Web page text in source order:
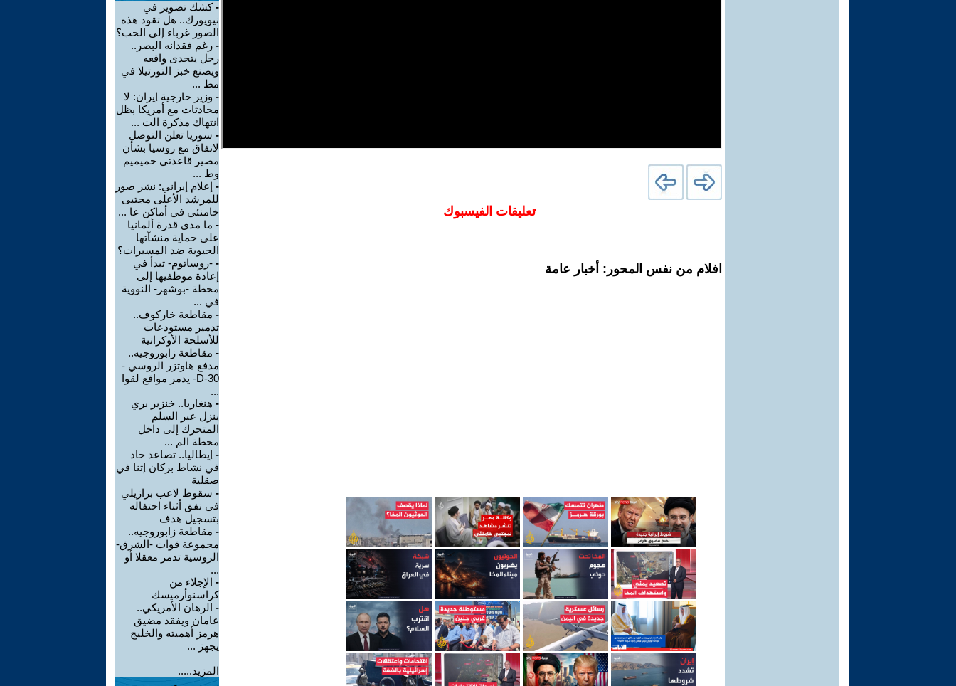
تعليقات الفيسبوك
افلام من نفس المحور: أخبار عامة
-كشك تصوير في
نيويورك.. هل تقود هذه
الصور غرباء إلى الحب؟
- رغم فقدانه البصر..
رجل يتحدى واقعه
ويصنع خبز التورتيلا في
مط ...
- وزير خارجية إيران: لا
محادثات مع أمريكا بظل
انتهاك مذكرة الت ...
- سوريا تعلن التوصل
لاتفاق مع روسيا بشأن
مصير قاعدتي حميميم
وط ...
- إعلام إيراني: نشر صور
للمرشد الأعلى مجتبى
خامنئي في أماكن عا ...
- ما مدى قدرة ألمانيا
على حماية منشآتها
الحيوية ضد المسيرات؟
- -روساتوم- تبدأ في
إعادة موظفيها إلى
محطة -بوشهر- النووية
في ...
- مقاطعة خاركوف..
تدمير مستودعات
للأسلحة الأوكرانية
- مقاطعة زابوروجيه..
مدفع هاوتزر الروسي -
D-30- يدمر مواقع لقوا
...
- هنغاريا.. خنزير بري
ينزل عبر السلم
المتحرك إلى داخل
محطة الم ...
- إيطاليا.. تصاعد حاد
في نشاط بركان إتنا في
صقلية
- سقوط لاعب برازيلي
في نفق أثناء احتفاله
بتسجيل هدف
- مقاطعة زابوروجيه..
مجموعة قوات -الشرق-
الروسية تدمر معقلا أو
...
- الإجلاء من
كراسنوأرميسك
- الرهان الأمريكي..
عامان ويفقد مضيق
هرمز أهميته والخليج
يجهز ...
المزيد.....